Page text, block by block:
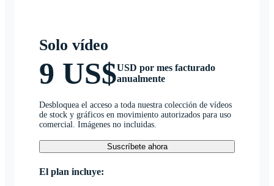
Solo vídeo
9 US$USD por mes facturado
anualmente
Desbloquea el acceso a toda nuestra colección de vídeos
de stock y gráficos en movimiento autorizados para uso
comercial. Imágenes no incluidas.
Suscríbete ahora
El plan incluye: